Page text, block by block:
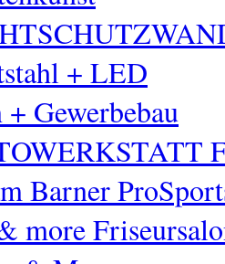
+ LED
Gewerbebau
Barner
more